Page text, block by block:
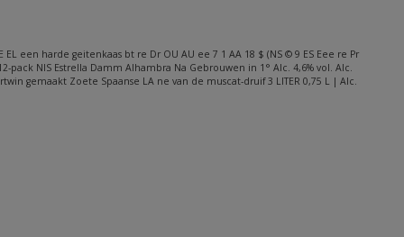
EL een harde geitenkaas bt re Dr OU AU ee 7 1 AA 18 $ (NS © 9 ES Eee re Pr
pack NIS Estrella Damm Alhambra Na Gebrouwen in 1° Alc. 4,6% vol. Alc.
gemaakt Zoete Spaanse LA ne van de muscat-druif 3 LITER 0,75 L | Alc.